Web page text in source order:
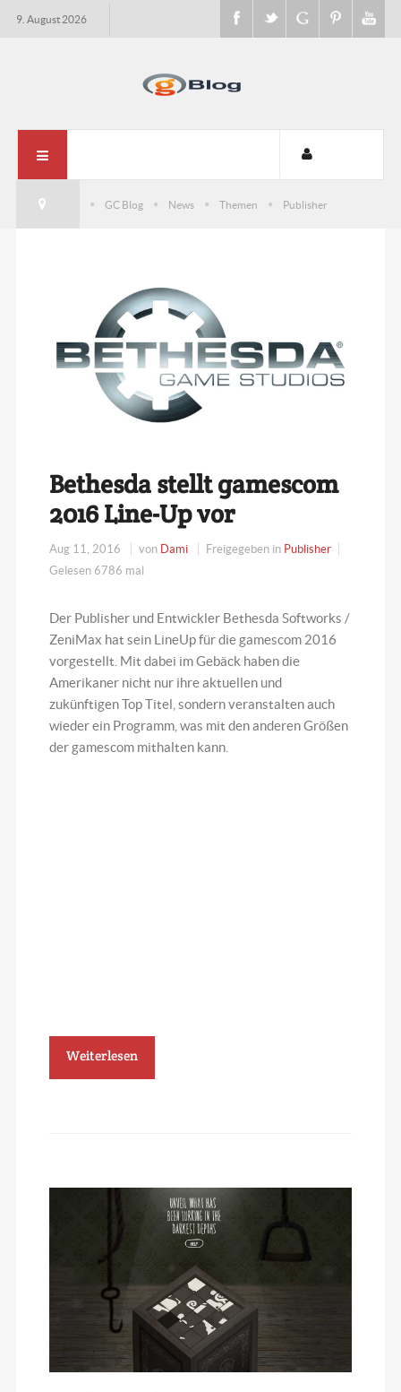
9. August 2026
GC Blog News Themen Publisher
Bethesda stellt gamescom
2016 Line-Up vor
Aug 11, 2016 von Dami Freigegeben in Publisher
Gelesen 6786 mal
Der Publisher und Entwickler Bethesda Softworks /
ZeniMax hat sein LineUp für die gamescom 2016
vorgestellt. Mit dabei im Gebäck haben die
Amerikaner nicht nur ihre aktuellen und
zukünftigen Top Titel, sondern veranstalten auch
wieder ein Programm, was mit den anderen Größen
der gamescom mithalten kann.
Weiterlesen